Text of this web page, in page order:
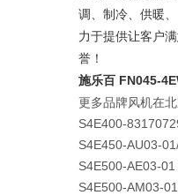
调、制冷、供暖
力于提供让客户
誉！
施乐百 FN045-
更多品牌风机在
S4E400-
S4E450-AU03-
S4E500-AE03-01
S4E500-AM03-01